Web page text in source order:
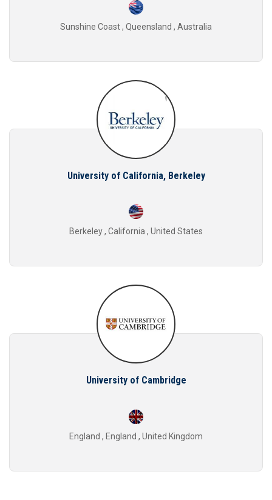
Sunshine Coast , Queensland , Australia
University of California, Berkeley
Berkeley , California , United States
University of Cambridge
England , England , United Kingdom